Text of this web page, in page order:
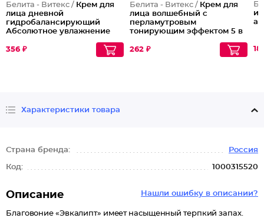
Белита - Витекс / Крем для
лица дневной
гидробалансирующий
Абсолютное увлажнение
кожи Гидроэффект Spf
356 ₽
Белита - Витекс / Крем для
лица волшебный с
перламутровым
тонирующим эффектом 5 в
262 ₽
Характеристики товара
Страна бренда: Россия
Код: 1000315520
Нашли ошибку в описании?
Описание
Благовоние «Эвкалипт» имеет насыщенный терпкий запах.